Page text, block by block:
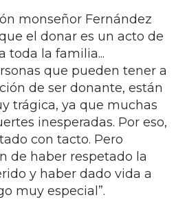
monseñor Fernández
el donar es un acto de
toda la familia...
que pueden tener a
de ser donante, están
trágica, ya que muchas
inesperadas. Por eso,
con tacto. Pero
de haber respetado la
y haber dado vida a
muy especial”.